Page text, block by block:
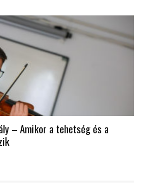
– Amikor a tehetség és a